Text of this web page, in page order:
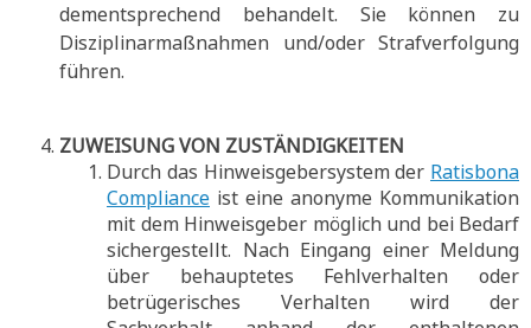
dementsprechend behandelt. Sie können zu
Disziplinarmaßnahmen und/oder Strafverfolgung
führen.
ZUWEISUNG VON ZUSTÄNDIGKEITEN
Durch das Hinweisgebersystem der Ratisbona
Compliance ist eine anonyme Kommunikation
mit dem Hinweisgeber möglich und bei Bedarf
sichergestellt. Nach Eingang einer Meldung
über behauptetes Fehlverhalten oder
betrügerisches Verhalten wird der